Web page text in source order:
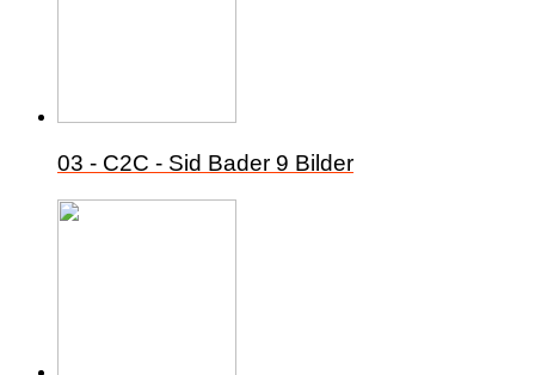
03 - C2C - Sid Bader 9 Bilder